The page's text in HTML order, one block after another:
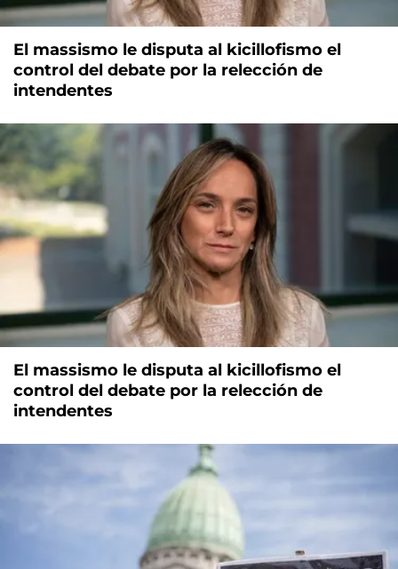
El massismo le disputa al kicillofismo el
control del debate por la relección de
intendentes
El massismo le disputa al kicillofismo el
control del debate por la relección de
intendentes